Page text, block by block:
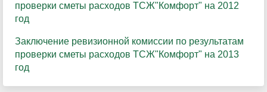
проверки сметы расходов ТСЖ"Комфорт" на 2012
год
Заключение ревизионной комиссии по результатам
проверки сметы расходов ТСЖ"Комфорт" на 2013
год